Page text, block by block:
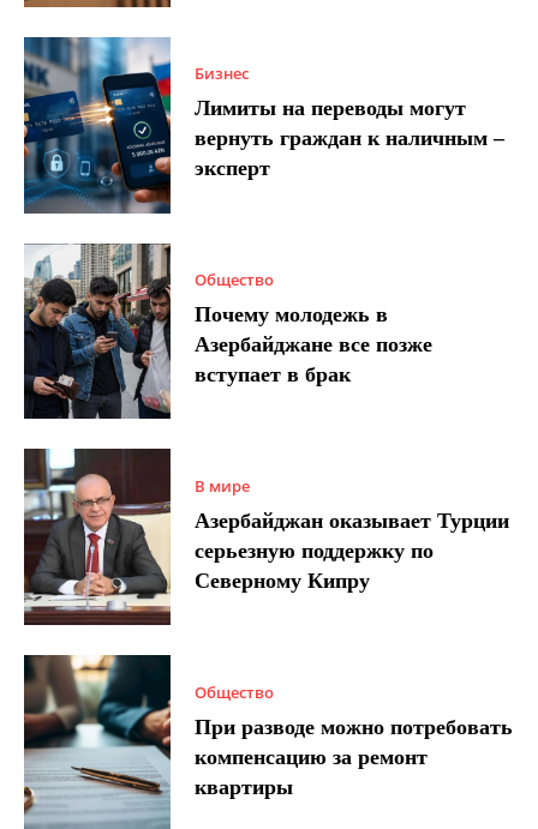
Бизнес
Лимиты на переводы могут
вернуть граждан к наличным –
эксперт
Общество
Почему молодежь в
Азербайджане все позже
вступает в брак
В мире
Азербайджан оказывает Турции
серьезную поддержку по
Северному Кипру
Общество
При разводе можно потребовать
компенсацию за ремонт
квартиры